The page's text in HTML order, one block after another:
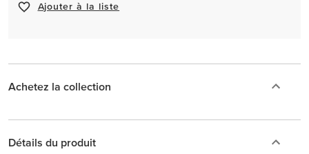
Ajouter à la liste
Achetez la collection
Détails du produit